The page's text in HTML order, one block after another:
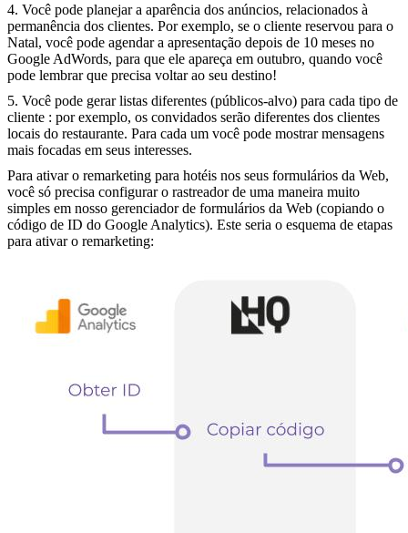
4. Você pode planejar a aparência dos anúncios, relacionados à
permanência dos clientes. Por exemplo, se o cliente reservou para o
Natal, você pode agendar a apresentação depois de 10 meses no
Google AdWords, para que ele apareça em outubro, quando você
pode lembrar que precisa voltar ao seu destino!
5. Você pode gerar listas diferentes (públicos-alvo) para cada tipo de
cliente : por exemplo, os convidados serão diferentes dos clientes
locais do restaurante. Para cada um você pode mostrar mensagens
mais focadas em seus interesses.
Para ativar o remarketing para hotéis nos seus formulários da Web,
você só precisa configurar o rastreador de uma maneira muito
simples em nosso gerenciador de formulários da Web (copiando o
código de ID do Google Analytics). Este seria o esquema de etapas
para ativar o remarketing: